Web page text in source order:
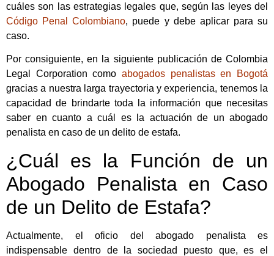
cuáles son las estrategias legales que, según las leyes del
Código Penal Colombiano, puede y debe aplicar para su
caso.
Por consiguiente, en la siguiente publicación de Colombia
Legal Corporation como abogados penalistas en Bogotá
gracias a nuestra larga trayectoria y experiencia, tenemos la
capacidad de brindarte toda la información que necesitas
saber en cuanto a cuál es la actuación de un abogado
penalista en caso de un delito de estafa.
¿Cuál es la Función de un
Abogado Penalista en Caso
de un Delito de Estafa?
Actualmente, el oficio del abogado penalista es
indispensable dentro de la sociedad puesto que, es el